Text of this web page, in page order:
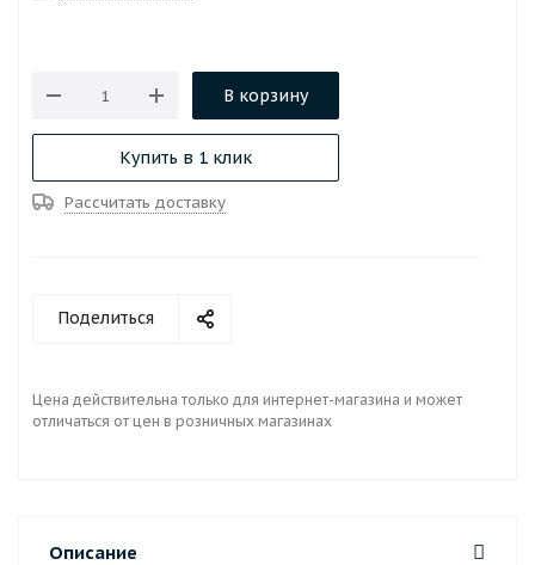
В корзину
Купить в 1 клик
Рассчитать доставку
Поделиться
Цена действительна только для интернет-магазина и может
отличаться от цен в розничных магазинах
Описание